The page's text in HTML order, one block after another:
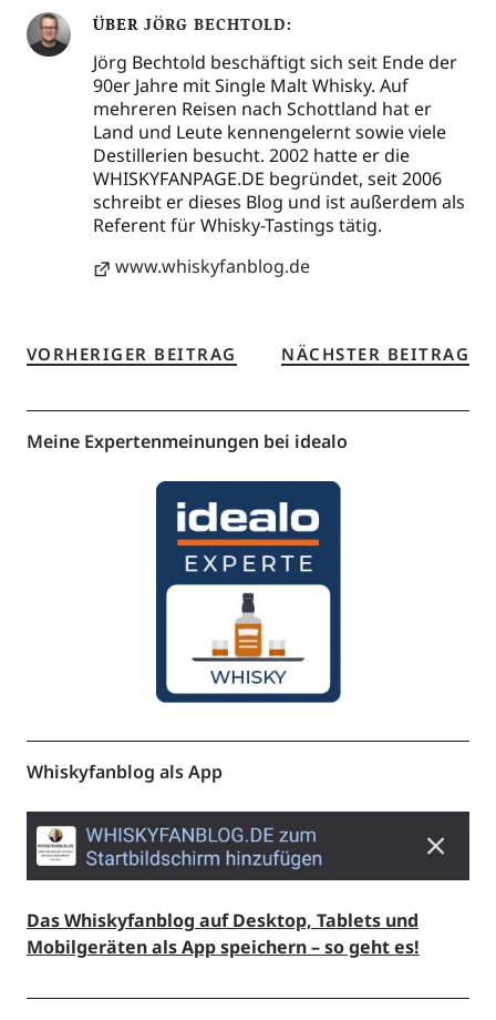
ÜBER JÖRG BECHTOLD
Jörg Bechtold beschäftigt sich seit Ende der
90er Jahre mit Single Malt Whisky. Auf
mehreren Reisen nach Schottland hat er
Land und Leute kennengelernt sowie viele
Destillerien besucht. 2002 hatte er die
WHISKYFANPAGE.DE begründet, seit 2006
schreibt er dieses Blog und ist außerdem als
Referent für Whisky-Tastings tätig.
www.whiskyfanblog.de
VORHERIGER BEITRAG NÄCHSTER BEITRAG
Meine Expertenmeinungen bei idealo
Whiskyfanblog als App
Das Whiskyfanblog auf Desktop, Tablets und
Mobilgeräten als App speichern – so geht es!